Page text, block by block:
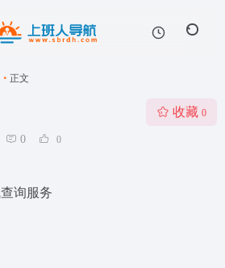
• 正文
0 0
收藏 0
询服务